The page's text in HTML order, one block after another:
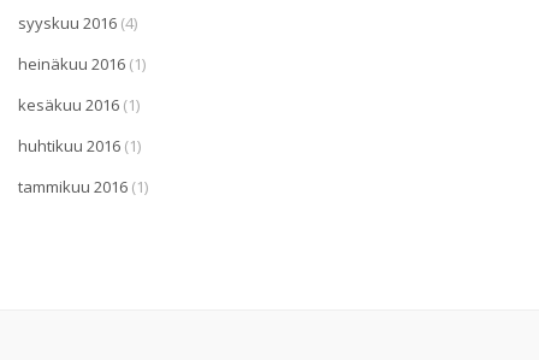
syyskuu 2016 (4)
heinäkuu 2016 (1)
kesäkuu 2016 (1)
huhtikuu 2016 (1)
tammikuu 2016 (1)